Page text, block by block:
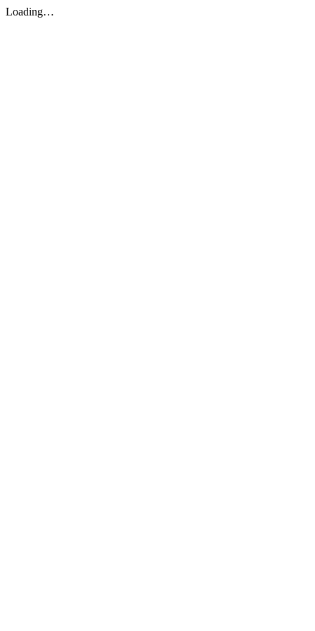
Loading…